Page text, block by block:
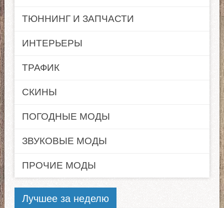
ТЮННИНГ И ЗАПЧАСТИ
ИНТЕРЬЕРЫ
ТРАФИК
СКИНЫ
ПОГОДНЫЕ МОДЫ
ЗВУКОВЫЕ МОДЫ
ПРОЧИЕ МОДЫ
Лучшее за неделю